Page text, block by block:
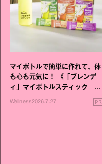
マイボトルで簡単に作れて、体
も心も元気に！ 《「ブレンデ
ィ」マイボトルスティック い
いこと毎日》シリーズが誕生
Wellness2026.7.27 PR